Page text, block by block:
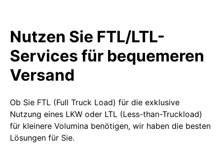
Nutzen Sie FTL/LTL-
Services für bequemeren
Versand
Ob Sie FTL (Full Truck Load) für die exklusive
Nutzung eines LKW oder LTL (Less-than-Truckload)
für kleinere Volumina benötigen, wir haben die besten
Lösungen für Sie.